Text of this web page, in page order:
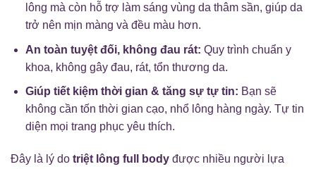
lông mà còn hỗ trợ làm sáng vùng da thâm sần, giúp da
trở nên mịn màng và đều màu hơn.
An toàn tuyệt đối, không đau rát: Quy trình chuẩn y
khoa, không gây đau, rát, tổn thương da.
Giúp tiết kiệm thời gian & tăng sự tự tin: Bạn sẽ
không cần tốn thời gian cạo, nhổ lông hàng ngày. Tự tin
diện mọi trang phục yêu thích.
Đây là lý do triệt lông full body được nhiều người lựa